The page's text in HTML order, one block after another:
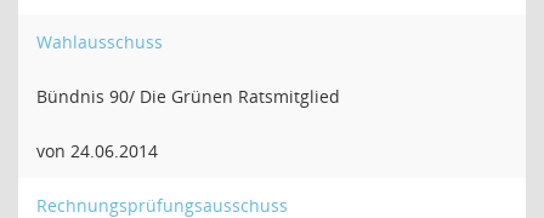
Wahlausschuss
Bündnis 90/ Die Grünen Ratsmitglied
von 24.06.2014
Rechnungsprüfungsausschuss